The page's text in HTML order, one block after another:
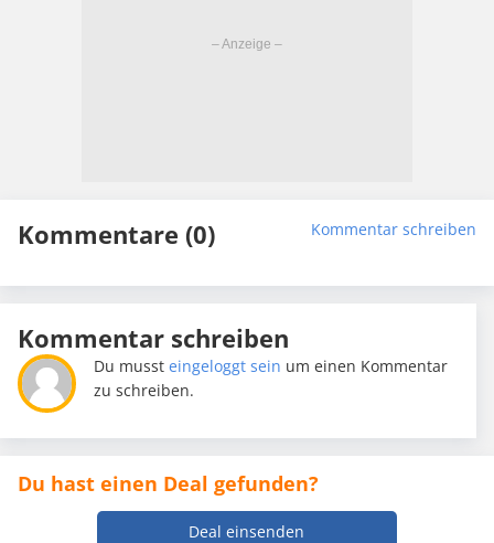
Kommentare (0) Kommentar schreiben
Kommentar schreiben
Du mussteingeloggt sein um einen Kommentar
zu schreiben.
Du hast einen Deal gefunden?
Deal einsenden